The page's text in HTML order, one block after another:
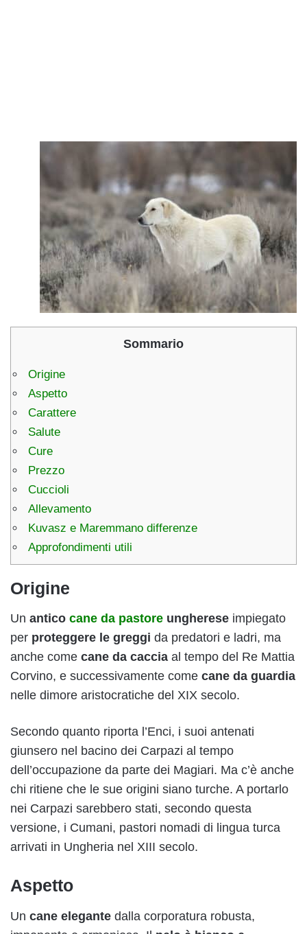
Sommario
Origine
Aspetto
Carattere
Salute
Cure
Prezzo
Cuccioli
Allevamento
Kuvasz e Maremmano differenze
Approfondimenti utili
Origine
Un antico cane da pastore ungherese impiegato
per proteggere le greggi da predatori e ladri, ma
anche come cane da caccia al tempo del Re Mattia
Corvino, e successivamente come cane da guardia
nelle dimore aristocratiche del XIX secolo.
Secondo quanto riporta l’Enci, i suoi antenati
giunsero nel bacino dei Carpazi al tempo
dell’occupazione da parte dei Magiari. Ma c’è anche
chi ritiene che le sue origini siano turche. A portarlo
nei Carpazi sarebbero stati, secondo questa
versione, i Cumani, pastori nomadi di lingua turca
arrivati in Ungheria nel XIII secolo.
Aspetto
Un cane elegante dalla corporatura robusta,